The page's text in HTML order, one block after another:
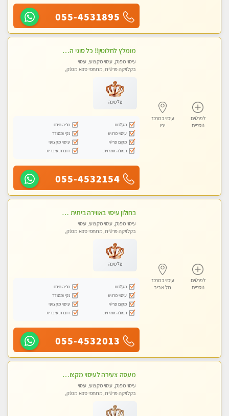
055-4531895
לפרטים
נוספים
עיסוי במרכז
יפו
מומלץ לחלוטין!! כל סוגי העיסויים מעסה מקצועית ואיכותית פרטי!!!
עיסוי מפנק, עיסוי מקצועי, עיסוי
בקלניקה פרטית, מתחמי ספא מפנק,
פלטינה
מקלחת
חניה חינם
עיסוי מרגיע
נקי ומסודר
מקום פרטי
עיסוי מקצועי
תמונה אמיתית
דוברת עיברית
055-4532154
לפרטים
נוספים
עיסוי במרכז
תל-אביב
בחולון עיסוי באווירה ביתית רגועה שקט , עיסוי ספורטיבי משחרר לכל הגוף. מעסה צעירה ואלופה לעיסוי מפנק מומלץ מאוד ....פרטי!! ללא מין !!
עיסוי מפנק, עיסוי מקצועי, עיסוי
בקלניקה פרטית, מתחמי ספא מפנק,
פלטינה
מקלחת
חניה חינם
עיסוי מרגיע
נקי ומסודר
מקום פרטי
עיסוי מקצועי
תמונה אמיתית
דוברת עיברית
055-4532013
מעסה צעירה לעיסוי מקצועי בבת-ים ללא מין !!
עיסוי מפנק, עיסוי מקצועי, עיסוי
בקלניקה פרטית, מתחמי ספא מפנק,
טנטרה